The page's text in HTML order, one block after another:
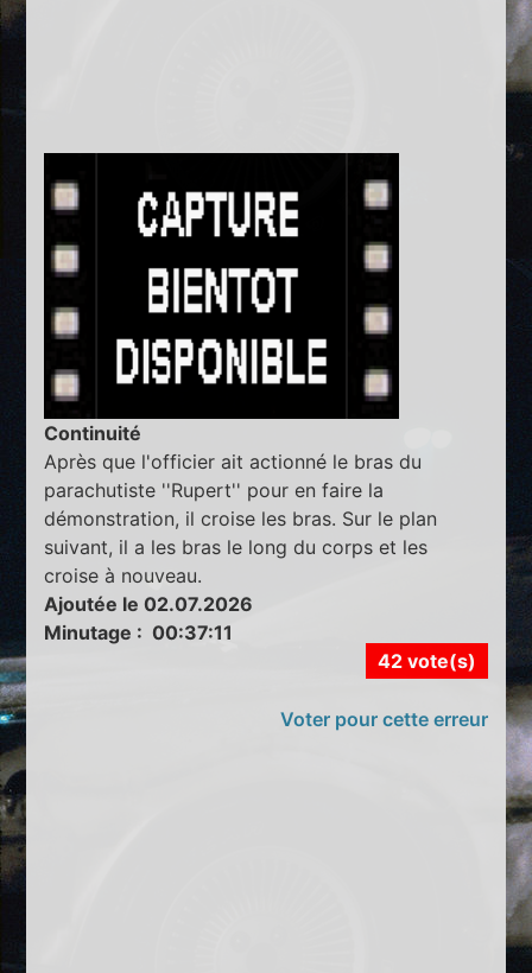
Continuité
Après que l'officier ait actionné le bras du
parachutiste ''Rupert'' pour en faire la
démonstration, il croise les bras. Sur le plan
suivant, il a les bras le long du corps et les
croise à nouveau.
Ajoutée le 02.07.2026
Minutage : 00:37:11
42 vote(s)
Voter pour cette erreur